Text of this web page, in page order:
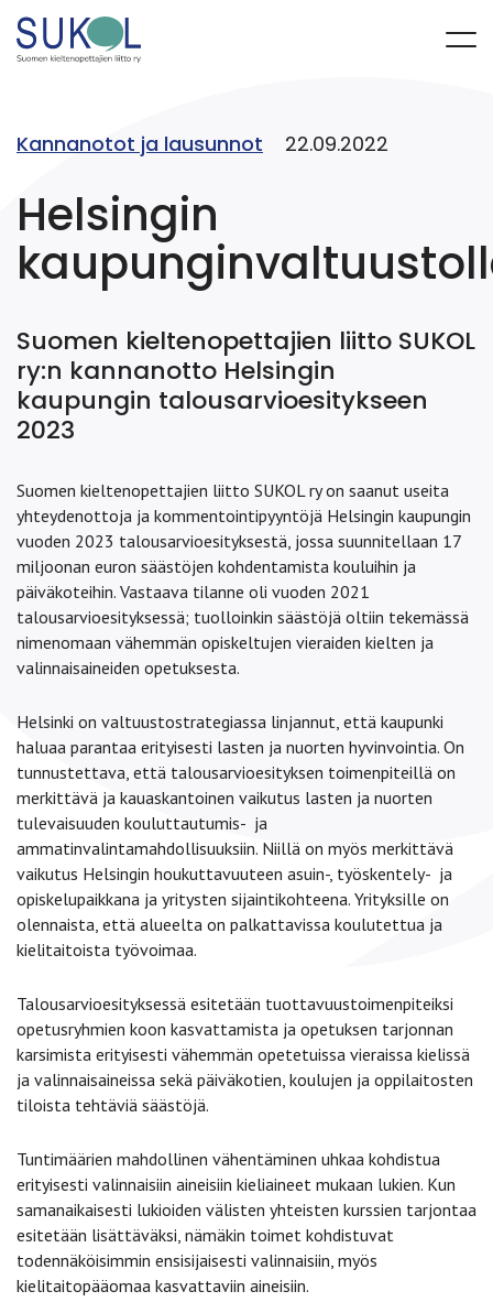
Kannanotot ja lausunnot 22.09.2022
Helsingin
Suomen kieltenopettajien liitto SUKOL
ry:n kannanotto Helsingin
kaupungin talousarvioesitykseen
2023
Suomen kieltenopettajien liitto SUKOL ry on saanut useita
yhteydenottoja ja kommentointipyyntöjä Helsingin kaupungin
vuoden 2023 talousarvioesityksestä, jossa suunnitellaan 17
miljoonan euron säästöjen kohdentamista kouluihin ja
päiväkoteihin. Vastaava tilanne oli vuoden 2021
talousarvioesityksessä; tuolloinkin säästöjä oltiin tekemässä
nimenomaan vähemmän opiskeltujen vieraiden kielten ja
valinnaisaineiden opetuksesta.
Helsinki on valtuustostrategiassa linjannut, että kaupunki
haluaa parantaa erityisesti lasten ja nuorten hyvinvointia. On
tunnustettava, että talousarvioesityksen toimenpiteillä on
merkittävä ja kauaskantoinen vaikutus lasten ja nuorten
tulevaisuuden kouluttautumis- ja
ammatinvalintamahdollisuuksiin. Niillä on myös merkittävä
vaikutus Helsingin houkuttavuuteen asuin-, työskentely- ja
opiskelupaikkana ja yritysten sijaintikohteena. Yrityksille on
olennaista, että alueelta on palkattavissa koulutettua ja
kielitaitoista työvoimaa.
Talousarvioesityksessä esitetään tuottavuustoimenpiteiksi
opetusryhmien koon kasvattamista ja opetuksen tarjonnan
karsimista erityisesti vähemmän opetetuissa vieraissa kielissä
ja valinnaisaineissa sekä päiväkotien, koulujen ja oppilaitosten
tiloista tehtäviä säästöjä.
Tuntimäärien mahdollinen vähentäminen uhkaa kohdistua
erityisesti valinnaisiin aineisiin kieliaineet mukaan lukien. Kun
samanaikaisesti lukioiden välisten yhteisten kurssien tarjontaa
esitetään lisättäväksi, nämäkin toimet kohdistuvat
todennäköisimmin ensisijaisesti valinnaisiin, myös
kielitaitopääomaa kasvattaviin aineisiin.